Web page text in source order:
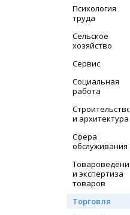
Психология
труда
Сельское
хозяйство
Сервис
Социальная
работа
Строительство
и архитектура
Сфера
обслуживания
Товароведение
и экспертиза
товаров
Торговля